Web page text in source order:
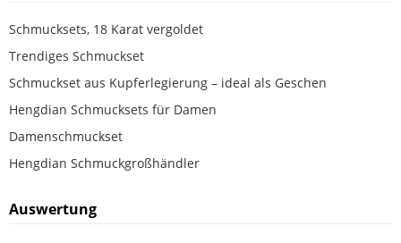
Schmucksets, 18 Karat vergoldet
Trendiges Schmuckset
Schmuckset aus Kupferlegierung – ideal als Geschen
Hengdian Schmucksets für Damen
Damenschmuckset
Hengdian Schmuckgroßhändler
Auswertung